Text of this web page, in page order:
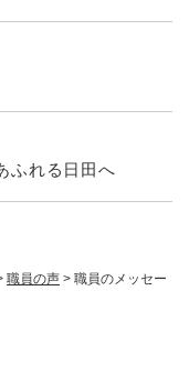
職員の声 > 職員のメッセー
ふれる日田へ